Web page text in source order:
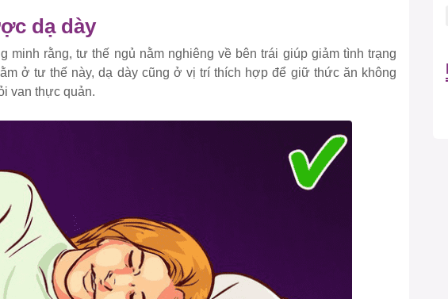
dạ dày
minh rằng, tư thế ngủ nằm nghiêng về bên trái giúp giảm tình trạng
ở tư thế này, dạ dày cũng ở vị trí thích hợp để giữ thức ăn không
van thực quản.